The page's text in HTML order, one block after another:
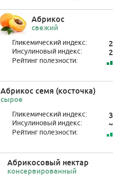
Абрикос
свежий
Гликемический индекс:
Инсулиновый индекс:
Рейтинг полезности:
Абрикос семя (косточка)
сырое
Гликемический индекс:
Инсулиновый индекс: ~
Рейтинг полезности:
Абрикосовый нектар
консервированный